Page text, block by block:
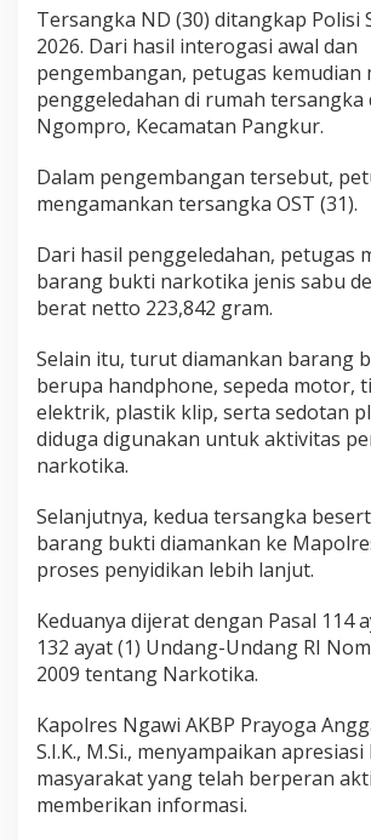
s
t
a
Tersangka ND (30) ditangkap Polisi
2026. Dari hasil interogasi awal dan
pengembangan, petugas kemudian
penggeledahan di rumah tersangka
Ngompro, Kecamatan Pangkur.
Dalam pengembangan tersebut,
mengamankan tersangka OST (31).
Dari hasil penggeledahan, petugas
barang bukti narkotika jenis sabu
berat netto 223,842 gram.
Selain itu, turut diamankan barang
berupa handphone, sepeda motor,
elektrik, plastik klip, serta sedotan
diduga digunakan untuk aktivitas
narkotika.
Selanjutnya, kedua tersangka
barang bukti diamankan ke
proses penyidikan lebih lanjut.
Keduanya dijerat dengan Pasal 114
132 ayat (1) Undang-Undang RI
2009 tentang Narkotika.
Kapolres Ngawi AKBP Prayoga
S.I.K., M.Si., menyampaikan apresiasi
masyarakat yang telah berperan
memberikan informasi.